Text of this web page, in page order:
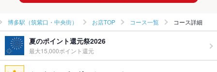
博多駅（筑紫口・中央街） お店TOP コース一覧 コース詳細
夏のポイント還元祭2026
最大15,000ポイント還元